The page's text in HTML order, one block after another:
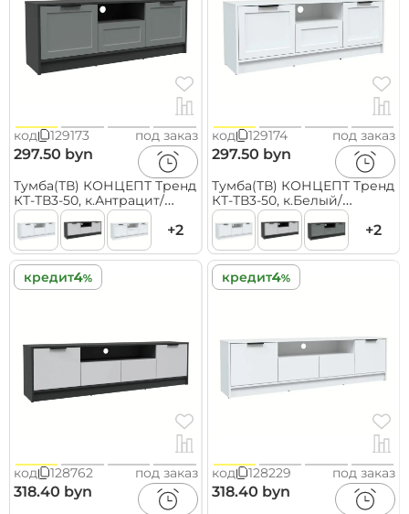
код 129173 под заказ
297.50 byn
Тумба(ТВ) КОНЦЕПТ Тренд
КТ-ТВ3-50, к.Антрацит/
ф.Серый
(В495хШ1360хГ355мм)
+2
код 129174 под заказ
297.50 byn
Тумба(ТВ) КОНЦЕПТ Тренд
КТ-ТВ3-50, к.Белый/
ф.Белый
(В495хШ1360хГ355мм)
+2
кредит
код 128762 под заказ
318.40 byn
кредит
код 128229 под заказ
318.40 byn